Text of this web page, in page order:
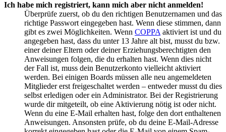
Ich habe mich registriert, kann mich aber nicht anmelden!
Überprüfe zuerst, ob du den richtigen Benutzernamen und das
richtige Passwort eingegeben hast. Wenn diese stimmen, dann
gibt es zwei Möglichkeiten. Wenn COPPA aktiviert ist und du
angegeben hast, dass du unter 13 Jahre alt bist, musst du bzw.
einer deiner Eltern oder deiner Erziehungsberechtigten den
Anweisungen folgen, die du erhalten hast. Wenn dies nicht
der Fall ist, muss dein Benutzerkonto vielleicht aktiviert
werden. Bei einigen Boards müssen alle neu angemeldeten
Mitglieder erst freigeschaltet werden – entweder musst du dies
selbst erledigen oder ein Administrator. Bei der Registrierung
wurde dir mitgeteilt, ob eine Aktivierung nötig ist oder nicht.
Wenn du eine E-Mail erhalten hast, folge den dort enthaltenen
Anweisungen. Ansonsten prüfe, ob du deine E-Mail-Adresse